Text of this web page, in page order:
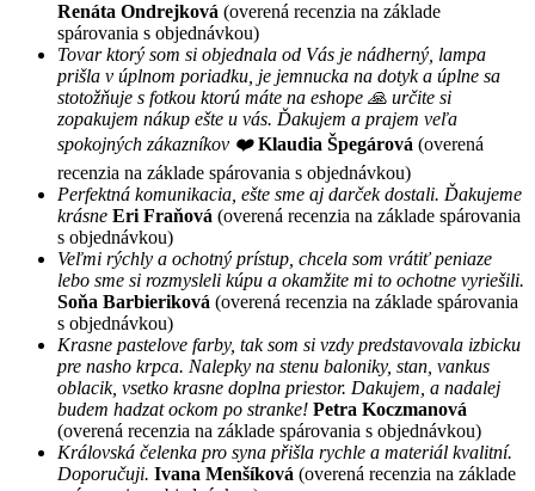
Renáta Ondrejková (overená recenzia na základe
spárovania s objednávkou)
Tovar ktorý som si objednala od Vás je nádherný, lampa
prišla v úplnom poriadku, je jemnucka na dotyk a úplne sa
stotožňuje s fotkou ktorú máte na eshope 🙏 určite si
zopakujem nákup ešte u vás. Ďakujem a prajem veľa
spokojných zákazníkov ❤️ Klaudia Špegárová (overená
recenzia na základe spárovania s objednávkou)
Perfektná komunikacia, ešte sme aj darček dostali. Ďakujeme
krásne Eri Fraňová (overená recenzia na základe spárovania
s objednávkou)
Veľmi rýchly a ochotný prístup, chcela som vrátiť peniaze
lebo sme si rozmysleli kúpu a okamžite mi to ochotne vyriešili.
Soňa Barbieriková (overená recenzia na základe spárovania
s objednávkou)
Krasne pastelove farby, tak som si vzdy predstavovala izbicku
pre nasho krpca. Nalepky na stenu baloniky, stan, vankus
oblacik, vsetko krasne doplna priestor. Dakujem, a nadalej
budem hadzat ockom po stranke! Petra Koczmanová
(overená recenzia na základe spárovania s objednávkou)
Královská čelenka pro syna přišla rychle a materiál kvalitní.
Doporučuji. Ivana Menšíková (overená recenzia na základe